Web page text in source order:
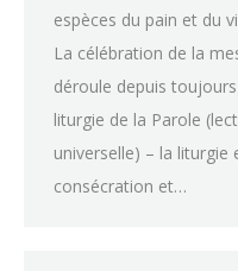
espèces du pain et du
La célébration de la
déroule depuis
liturgie de la Parole
universelle) – la
consécration et…